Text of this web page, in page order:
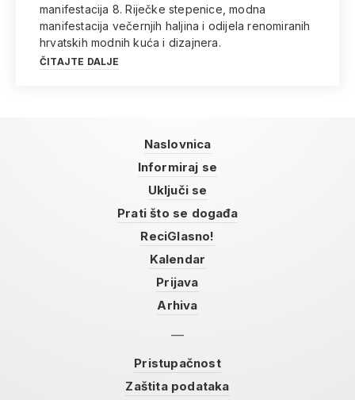
manifestacija 8. Riječke stepenice, modna
manifestacija večernjih haljina i odijela renomiranih
hrvatskih modnih kuća i dizajnera.
ČITAJTE DALJE
Naslovnica
Informiraj se
Uključi se
Prati što se događa
ReciGlasno!
Kalendar
Prijava
Arhiva
Pristupačnost
Zaštita podataka